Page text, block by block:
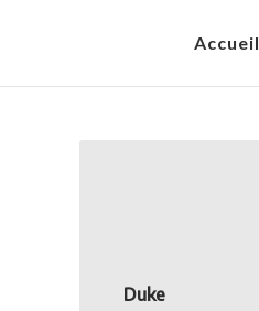
HermannBD
Accueil
Duke